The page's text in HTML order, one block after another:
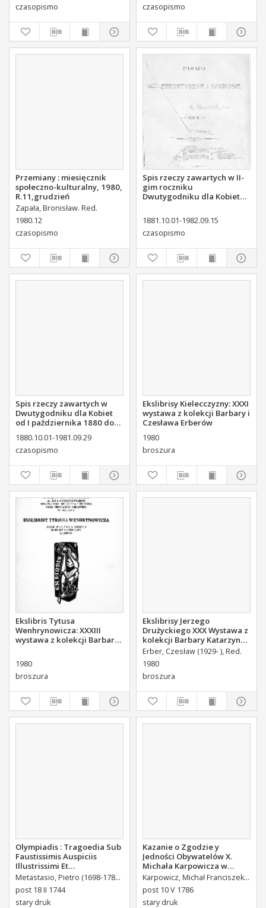
czasopismo
czasopismo
Przemiany : miesięcznik
społeczno-kulturalny, 1980,
R.11,grudzień
Zapała, Bronisław. Red.
1980.12
czasopismo
Spis rzeczy zawartych w II-
gim roczniku
Dwutygodniku dla Kobiet
15. września 1882
1881.10.01-1982.09.15
czasopismo
Spis rzeczy zawartych w
Dwutygodniku dla Kobiet
od I października 1880 do
1880.10.01-1981.09.29
czasopismo
Ekslibrisy Kielecczyzny: XXXI
wystawa z kolekcji Barbary i
Czesława Erberów
1980
broszura
Ekslibris Tytusa
Wenhrynowicza: XXXIII
wystawa z kolekcji Barbary i
1980
broszura
Ekslibrisy Jerzego
Drużyckiego XXX Wystawa z
kolekcji Barbary Katarzyny i
Czesława Erberów
Erber, Czesław (1929- ), Red.
1980
broszura
Olympiadis : Tragoedia Sub
Faustissimis Auspiciis
Illustrissimi Et
Eccellentissimi Comitis De
Brühl Liberi Baronis de
Forste & de Pfoerthen [...]
Metastasio, Pietro (1698-1782) Portalupi, Antoni Maria (1713-1791) Tł.
post 18 II 1744
stary druk
Kazanie o Zgodzie y
Jedności Obywatelów X.
Michała Karpowicza w
Uroczystosc Imienin [...]
Stanisława Augusta Krola
Miane [...].
Karpowicz, Michał Franciszek (1744-1803)
post 10 V 1786
stary druk